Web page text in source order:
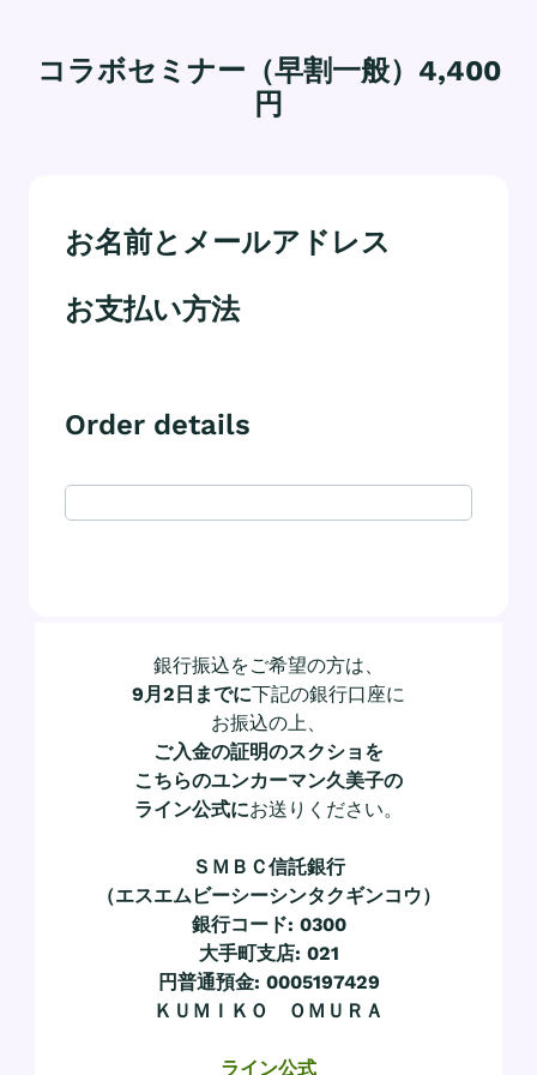
コラボセミナー（早割一般）4,400
円
お名前とメールアドレス
お支払い方法
Order details
銀行振込をご希望の方は、
9月2日までに下記の銀行口座に
お振込の上、
ご入金の証明のスクショを
こちらのユンカーマン久美子の
ライン公式にお送りください。
ＳＭＢＣ信託銀行
（エスエムビーシーシンタクギンコウ）
銀行コード: 0300
大手町支店: 021
円普通預金: 0005197429
ＫＵＭＩＫＯ ＯＭＵＲＡ
ライン公式